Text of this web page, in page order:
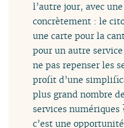
l’autre jour, avec
concrètement : le
une carte pour la
pour un autre
ne pas repenser les
profit d’une
plus grand nombre
services numériques
c’est une